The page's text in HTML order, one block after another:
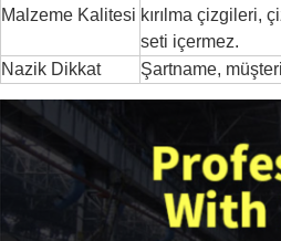
Malzeme Kalitesi kırılma çizgileri,
seti içermez.
Nazik Dikkat
Şartname,